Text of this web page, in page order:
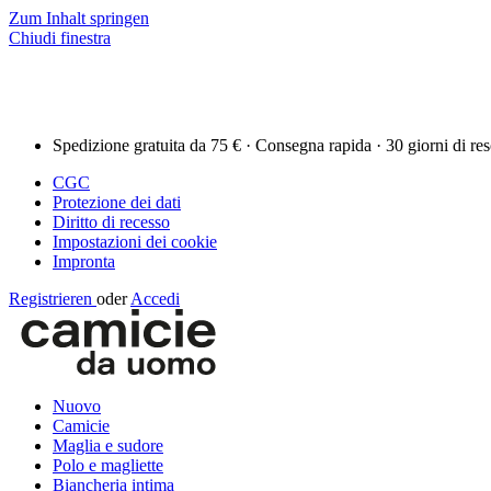
Zum Inhalt springen
Chiudi finestra
Spedizione gratuita da 75 € · Consegna rapida · 30 giorni di
CGC
Protezione dei dati
Diritto di recesso
Impostazioni dei cookie
Impronta
Registrieren oder Accedi
Nuovo
Camicie
Maglia e sudore
Polo e magliette
Biancheria intima